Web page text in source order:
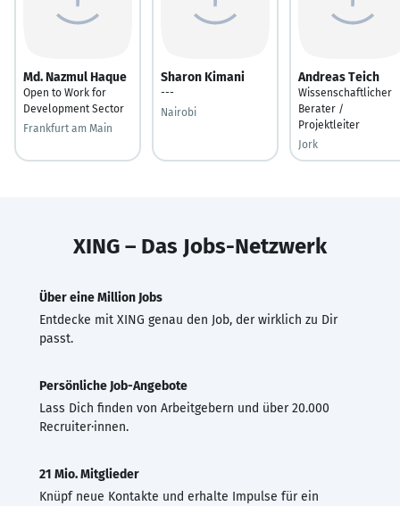
Md. Nazmul Haque
Open to Work for
Development Sector
Frankfurt am Main
Sharon Kimani
---
Nairobi
Andreas Teich
Wissenschaftlicher
Berater /
Projektleiter
Jork
XING – Das Jobs-Netzwerk
Über eine Million Jobs
Entdecke mit XING genau den Job, der wirklich zu Dir
passt.
Persönliche Job-Angebote
Lass Dich finden von Arbeitgebern und über 20.000
Recruiter·innen.
21 Mio. Mitglieder
Knüpf neue Kontakte und erhalte Impulse für ein